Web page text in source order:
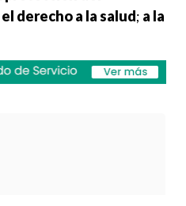
el derecho a la salud; a la